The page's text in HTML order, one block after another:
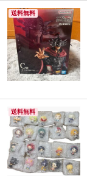
送料無料
送料無料